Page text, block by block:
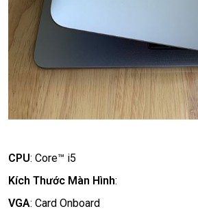
CPU: Core™ i5
Kích Thước Màn Hình:
VGA: Card Onboard